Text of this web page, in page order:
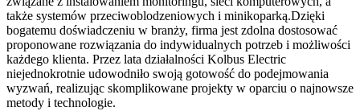
także systemów przeciwoblodzeniowych i minikoparką.Dzięki
bogatemu doświadczeniu w branży, firma jest zdolna dostosować
proponowane rozwiązania do indywidualnych potrzeb i możliwości
każdego klienta. Przez lata działalności Kolbus Electric
niejednokrotnie udowodniło swoją gotowość do podejmowania
wyzwań, realizując skomplikowane projekty w oparciu o najnowsze
metody i technologie.